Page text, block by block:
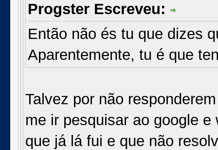
Progster Escreveu:
Então não és tu que dizes
Aparentemente, tu é que
Talvez por não
me ir pesquisar ao google
que já lá fui e que não